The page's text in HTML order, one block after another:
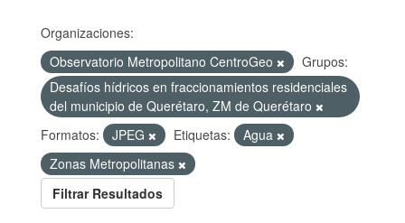
Organizaciones:
Observatorio Metropolitano CentroGeo
Grupos:
Desafíos hídricos en fraccionamientos residenciales
del municipio de Querétaro, ZM de Querétaro
Formatos:
JPEG Etiquetas:
Agua
Zonas Metropolitanas
Filtrar Resultados